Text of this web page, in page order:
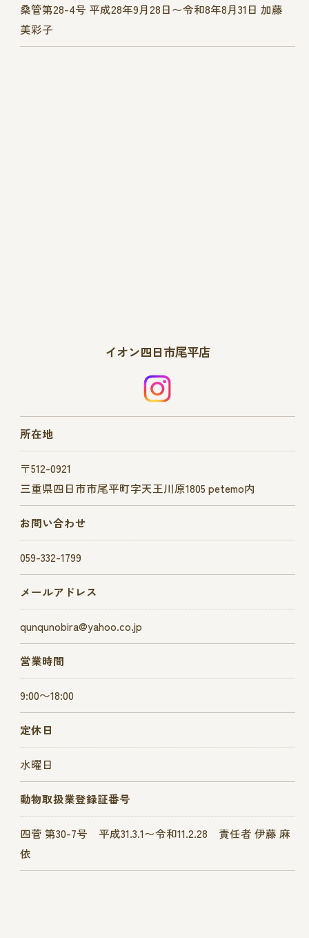
桑管第28-4号 平成28年9月28日〜令和8年8月31日 加藤
美彩子
イオン四日市尾平店
所在地
〒512-0921
三重県四日市市尾平町字天王川原1805 petemo内
お問い合わせ
059-332-1799
メールアドレス
qunqunobira@yahoo.co.jp
営業時間
9:00～18:00
定休日
水曜日
動物取扱業登録証番号
四菅 第30-7号 平成31.3.1〜令和11.2.28 責任者 伊藤 麻
依